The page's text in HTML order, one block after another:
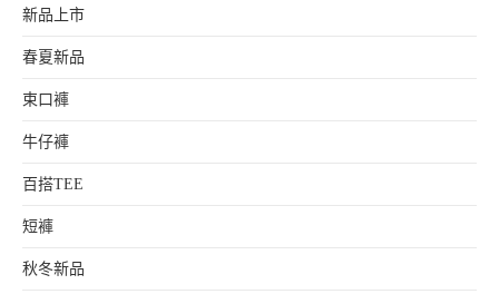
新品上市
春夏新品
束口褲
牛仔褲
百搭TEE
短褲
秋冬新品